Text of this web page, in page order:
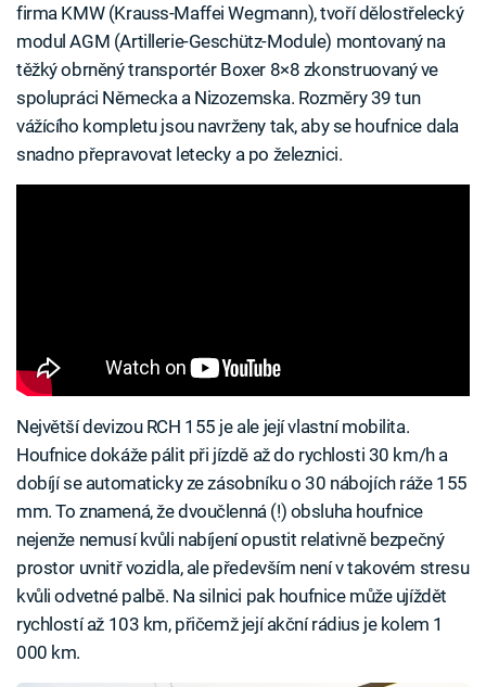
firma KMW (Krauss-Maffei Wegmann), tvoří dělostřelecký
modul AGM (Artillerie-Geschütz-Module) montovaný na
těžký obrněný transportér Boxer 8×8 zkonstruovaný ve
spolupráci Německa a Nizozemska. Rozměry 39 tun
vážícího kompletu jsou navrženy tak, aby se houfnice dala
snadno přepravovat letecky a po železnici.
Největší devizou RCH 155 je ale její vlastní mobilita.
Houfnice dokáže pálit při jízdě až do rychlosti 30 km/h a
dobíjí se automaticky ze zásobníku o 30 nábojích ráže 155
mm. To znamená, že dvoučlenná (!) obsluha houfnice
nejenže nemusí kvůli nabíjení opustit relativně bezpečný
prostor uvnitř vozidla, ale především není v takovém stresu
kvůli odvetné palbě. Na silnici pak houfnice může ujíždět
rychlostí až 103 km, přičemž její akční rádius je kolem 1
000 km.